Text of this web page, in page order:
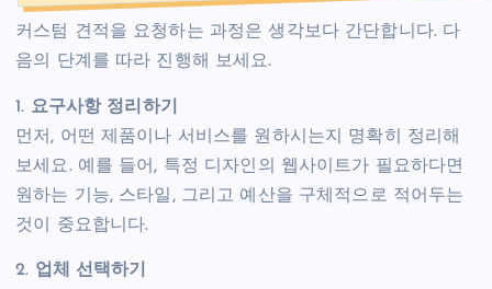
커스텀 견적을 요청하는 과정은 생각보다 간단합니다. 다
음의 단계를 따라 진행해 보세요.
1. 요구사항 정리하기
먼저, 어떤 제품이나 서비스를 원하시는지 명확히 정리해
보세요. 예를 들어, 특정 디자인의 웹사이트가 필요하다면
원하는 기능, 스타일, 그리고 예산을 구체적으로 적어두는
것이 중요합니다.
2. 업체 선택하기